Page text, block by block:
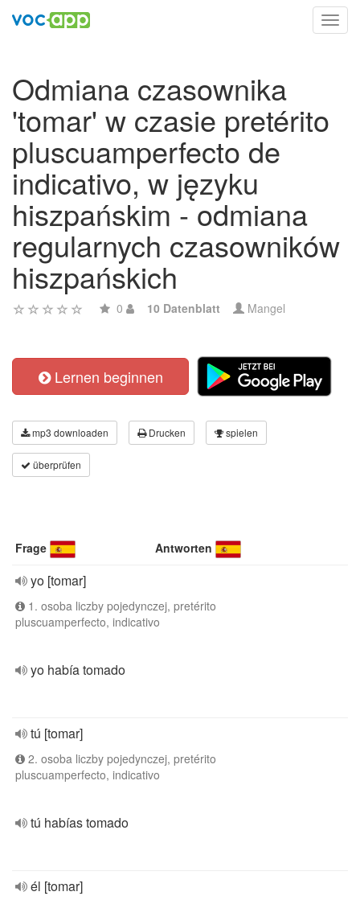
Odmiana czasownika
'tomar' w czasie pretérito
pluscuamperfecto de
indicativo, w języku
hiszpańskim - odmiana
regularnych czasowników
hiszpańskich
0 10 Datenblatt Mangel
Lernen beginnen
mp3 downloaden Drucken spielen
überprüfen
Frage Antworten
yo [tomar]
1. osoba liczby pojedynczej, pretérito
pluscuamperfecto, indicativo
yo había tomado
tú [tomar]
2. osoba liczby pojedynczej, pretérito
pluscuamperfecto, indicativo
tú habías tomado
él [tomar]